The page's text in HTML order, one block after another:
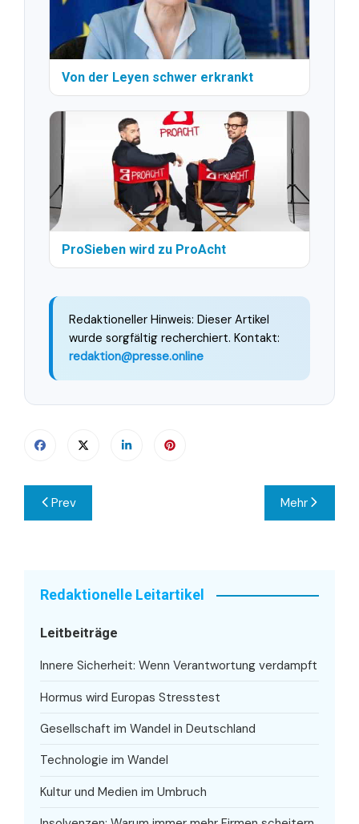
Von der Leyen schwer erkrankt
ProSieben wird zu ProAcht
Redaktioneller Hinweis: Dieser Artikel
wurde sorgfältig recherchiert. Kontakt:
redaktion@presse.online
Beitragsnavigation
Prev Mehr
Redaktionelle Leitartikel
Leitbeiträge
Innere Sicherheit: Wenn Verantwortung verdampft
Hormus wird Europas Stresstest
Gesellschaft im Wandel in Deutschland
Technologie im Wandel
Kultur und Medien im Umbruch